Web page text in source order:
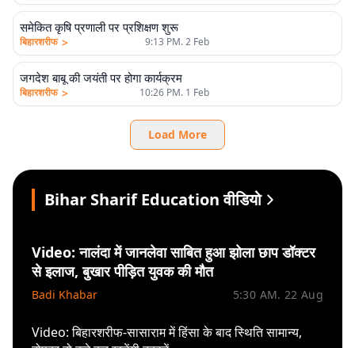
समेकित कृषि प्रणाली पर प्रशिक्षण शुरू
बिहारशरीफ > 9:13 PM. 2 Feb
जगदेश बाबू की जयंती पर होगा कार्यक्रम
बिहारशरीफ > 10:26 PM. 1 Feb
Load More
Bihar Sharif Education वीडियो
Video: नालंदा में जानलेवा साबित हुआ झोला छाप डॉक्टर
से इलाज, बुखार पीड़ित युवक की मौत
Badi Khabar 5:30 AM. 22 Aug
Video: बिहारशरीफ-सासाराम में हिंसा के बाद स्थिति सामान्य,